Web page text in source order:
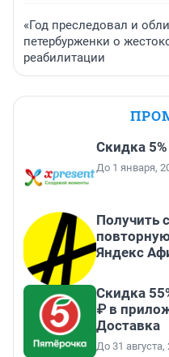
«Год преследовал и
петербурженки о
реабилитации
Скидка
До 1 января,
Получить
Яндекс
Скидка
₽ в
Доставка
До 31 августа,